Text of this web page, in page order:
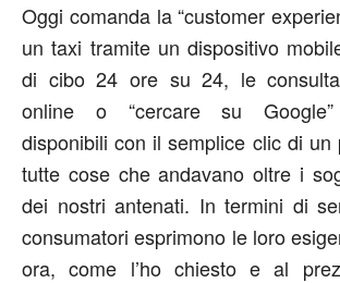
Oggi comanda la “customer
un taxi tramite un dispositivo
di cibo 24 ore su 24, le
online o “cercare su Google”
disponibili con il semplice clic di un
tutte cose che andavano oltre i
dei nostri antenati. In termini di
consumatori esprimono le loro
ora, come l’ho chiesto e al